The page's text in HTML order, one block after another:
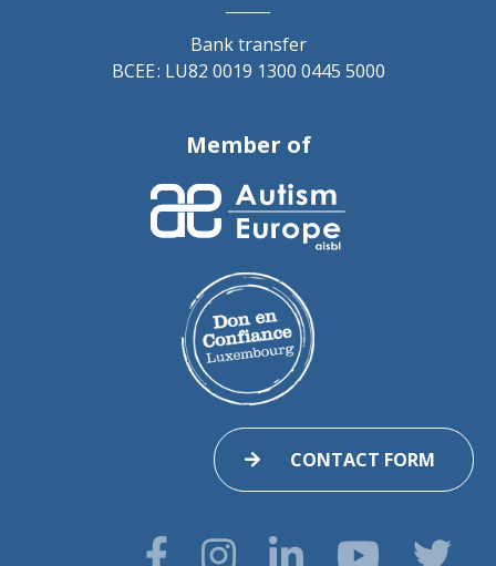
Bank transfer
BCEE : LU82 0019 1300 0445 5000
Member of
CONTACT FORM